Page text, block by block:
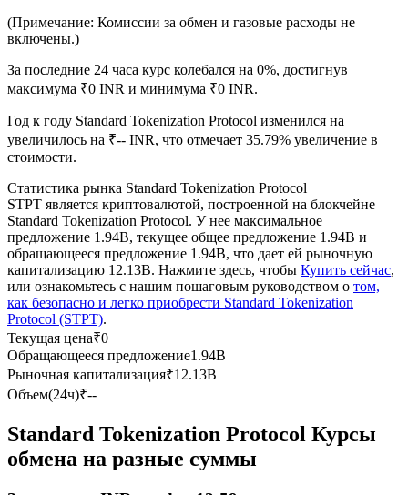
USDC фьючерсы
Фьючерсы с использованием USDC в качестве
Копирование торговли
Присоединяйтесь к лучшим трейдерам
(Примечание: Комиссии за обмен и газовые расходы не
включены.)
За последние 24 часа курс колебался на 0%, достигнув
максимума ₹0 INR и минимума ₹0 INR.
Год к году Standard Tokenization Protocol изменился на
увеличилось на ₹-- INR, что отмечает 35.79% увеличение в
стоимости.
Статистика рынка Standard Tokenization Protocol
STPT является криптовалютой, построенной на блокчейне
Standard Tokenization Protocol. У нее максимальное
предложение 1.94B, текущее общее предложение 1.94B и
обращающееся предложение 1.94B, что дает ей рыночную
капитализацию 12.13B. Нажмите здесь, чтобы Купить сейчас,
или ознакомьтесь с нашим пошаговым руководством о том,
как безопасно и легко приобрести Standard Tokenization
Protocol (STPT).
Текущая цена₹0
Обращающееся предложение1.94B
Рыночная капитализация₹12.13B
Объем(24ч)₹--
Standard Tokenization Protocol Курсы
обмена на разные суммы